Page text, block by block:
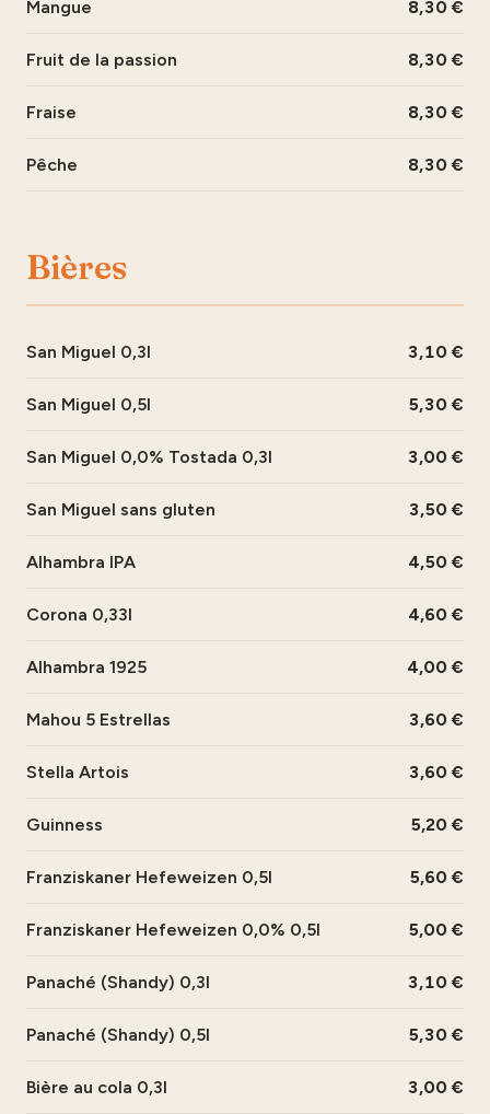
Mangue 8,30
Fruit de la passion 8,30
Fraise 8,30
Pêche 8,30
Bières
San Miguel 0,3l 3,10
San Miguel 0,5l 5,30
San Miguel 0,0% Tostada 0,3l 3,00
San Miguel sans gluten 3,50
Alhambra IPA 4,50
Corona 0,33l 4,60
Alhambra 1925 4,00
Mahou 5 Estrellas 3,60
Stella Artois 3,60
Guinness 5,20
Franziskaner Hefeweizen 0,5l 5,60
Franziskaner Hefeweizen 0,0% 0,5l 5,00
Panaché (Shandy) 0,3l 3,10
Panaché (Shandy) 0,5l 5,30
Bière au cola 0,3l 3,00